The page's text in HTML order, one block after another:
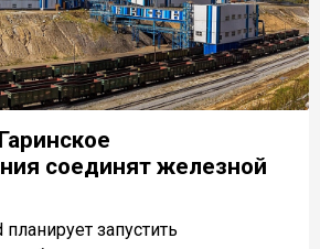
соединят железной
запустить